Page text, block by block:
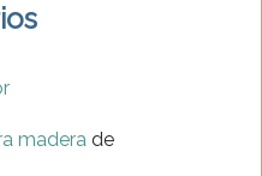
madera de